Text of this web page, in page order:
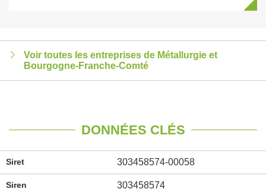
Voir toutes les entreprises de Métallurgie et
Bourgogne-Franche-Comté
DONNÉES CLÉS
Siret 303458574-00058
Siren 303458574